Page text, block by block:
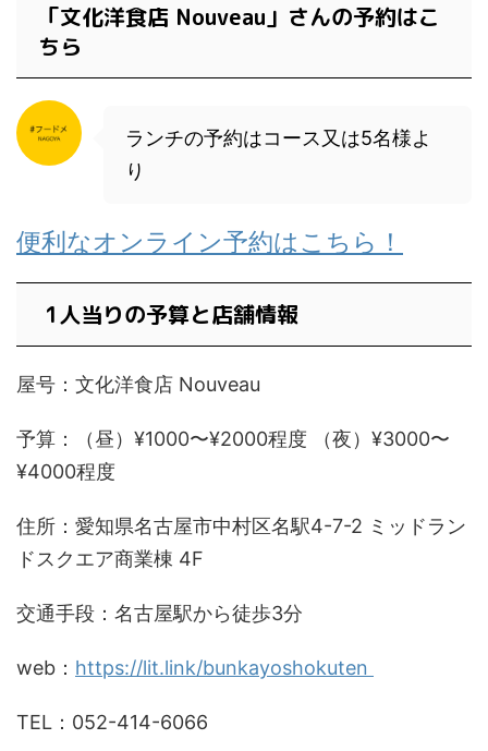
「文化洋食店 Nouveau」さんの予約はこ
ちら
ランチの予約はコース又は5名様よ
り
便利なオンライン予約はこちら！
1人当りの予算と店舗情報
屋号：文化洋食店 Nouveau
予算：（昼）¥1000〜¥2000程度 （夜）¥3000〜
¥4000程度
住所：愛知県名古屋市中村区名駅4-7-2 ミッドラン
ドスクエア商業棟 4F
交通手段：名古屋駅から徒歩3分
web： https://lit.link/bunkayoshokuten
TEL：052-414-6066